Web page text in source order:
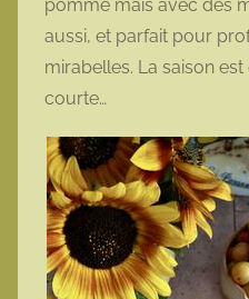
pomme mais avec des
aussi, et parfait pour
mirabelles. La saison
courte…